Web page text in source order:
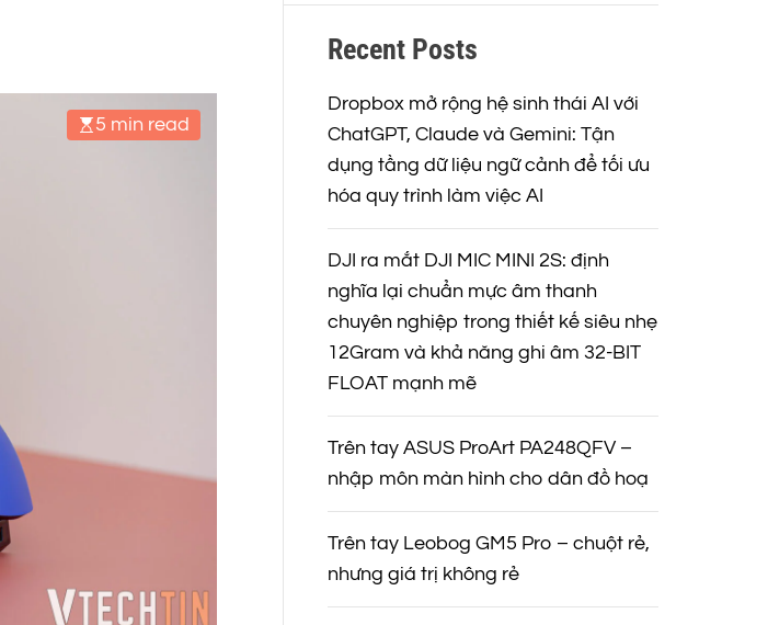
5 min read
i
m
Recent Posts
Dropbox mở rộng hệ sinh thái AI với
ChatGPT, Claude và Gemini: Tận
dụng tầng dữ liệu ngữ cảnh để tối ưu
hóa quy trình làm việc AI
DJI ra mắt DJI MIC MINI 2S: định
nghĩa lại chuẩn mực âm thanh
chuyên nghiệp trong thiết kế siêu nhẹ
12Gram và khả năng ghi âm 32-BIT
FLOAT mạnh mẽ
Trên tay ASUS ProArt PA248QFV –
nhập môn màn hình cho dân đồ hoạ
Trên tay Leobog GM5 Pro – chuột rẻ,
nhưng giá trị không rẻ